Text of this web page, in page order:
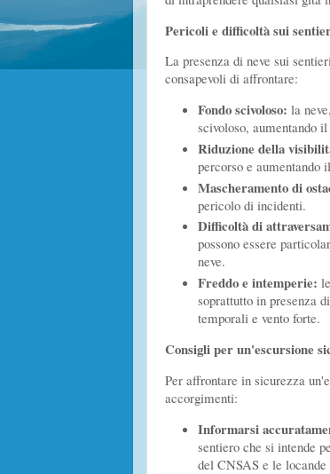
Pericoli e difficoltà sui
La presenza di neve sui
consapevoli di affrontare:
Fondo scivoloso: la
scivoloso, aumentando
Riduzione della
percorso e
Mascheramento di
pericolo di incidenti.
Difficoltà di
possono essere
neve.
Freddo e intemperie:
soprattutto in presenza
temporali e vento forte.
Consigli per un'escursione
Per affrontare in sicurezza
accorgimenti:
Informarsi
sentiero che si intende
del CNSAS e le